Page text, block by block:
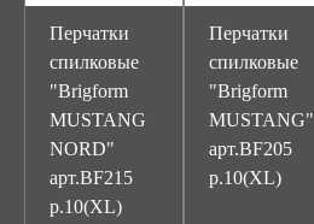
Перчатки
спилковые
"Brigform
MUSTANG
NORD"
арт.BF215
р.10(XL)
Перчатки
спилковые
"Brigform
MUSTANG"
арт.BF205
р.10(XL)